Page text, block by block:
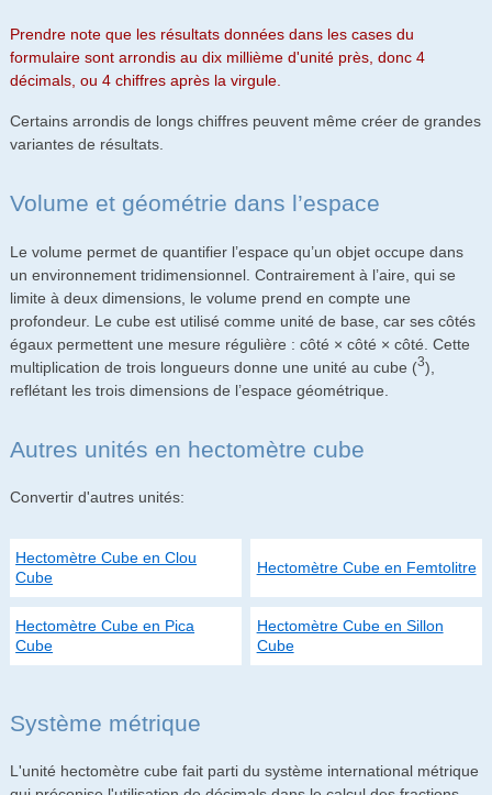
Prendre note que les résultats données dans les cases du
formulaire sont arrondis au dix millième d'unité près, donc 4
décimals, ou 4 chiffres après la virgule.
Certains arrondis de longs chiffres peuvent même créer de grandes
variantes de résultats.
Volume et géométrie dans l’espace
Le volume permet de quantifier l’espace qu’un objet occupe dans
un environnement tridimensionnel. Contrairement à l’aire, qui se
limite à deux dimensions, le volume prend en compte une
profondeur. Le cube est utilisé comme unité de base, car ses côtés
égaux permettent une mesure régulière : côté × côté × côté. Cette
multiplication de trois longueurs donne une unité au cube (3),
reflétant les trois dimensions de l’espace géométrique.
Autres unités en hectomètre cube
Convertir d'autres unités:
Hectomètre Cube en Clou
Cube
Hectomètre Cube en Femtolitre
Hectomètre Cube en Pica
Cube
Hectomètre Cube en Sillon
Cube
Système métrique
L'unité hectomètre cube fait parti du système international métrique